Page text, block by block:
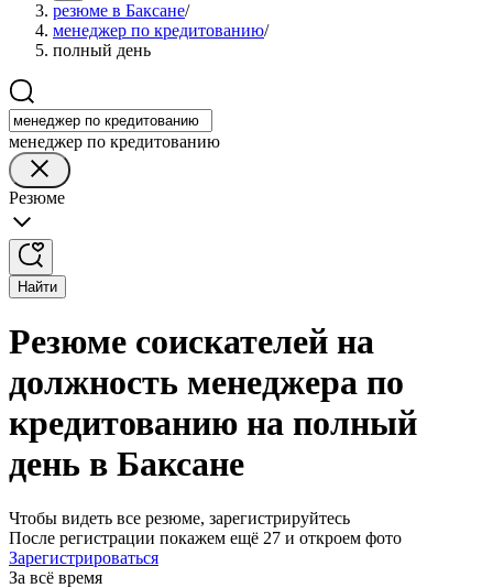
резюме в Баксане/
менеджер по кредитованию/
полный день
менеджер по кредитованию
Резюме
Найти
Резюме соискателей на
должность менеджера по
кредитованию на полный
день в Баксане
Чтобы видеть все резюме, зарегистрируйтесь
После регистрации покажем ещё 27 и откроем фото
Зарегистрироваться
За всё время